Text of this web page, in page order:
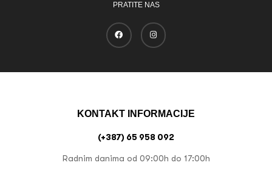
PRATITE NAS
KONTAKT INFORMACIJE
(+387) 65 958 092
Radnim danima od 09:00h do 17:00h